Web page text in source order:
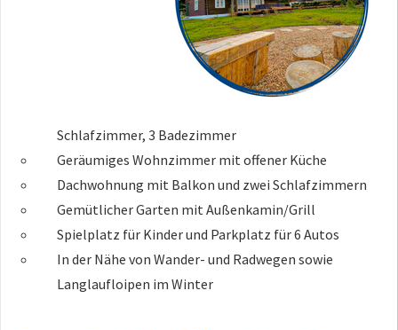
Schlafzimmer, 3 Badezimmer
Geräumiges Wohnzimmer mit offener Küche
Dachwohnung mit Balkon und zwei Schlafzimmern
Gemütlicher Garten mit Außenkamin/Grill
Spielplatz für Kinder und Parkplatz für 6 Autos
In der Nähe von Wander- und Radwegen sowie
Langlaufloipen im Winter